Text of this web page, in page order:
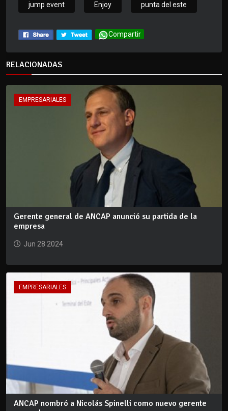
jump event Enjoy punta del este
Compartir
RELACIONADAS
EMPRESARIALES
Gerente general de ANCAP anunció su partida de la
empresa
Jun 28 2024
EMPRESARIALES
ANCAP nombró a Nicolás Spinelli como nuevo gerente